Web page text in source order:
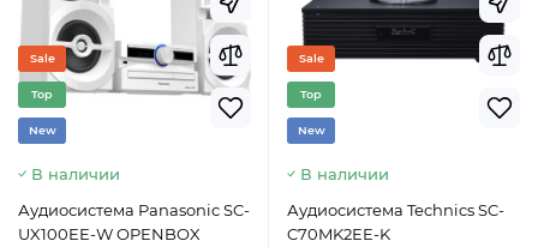
Sale
Top
New
В наличии
Аудиосистема Panasonic SC-
UX100EE-W OPENBOX
Sale
Top
New
В наличии
Аудиосистема Technics SC-
C70MK2EE-K